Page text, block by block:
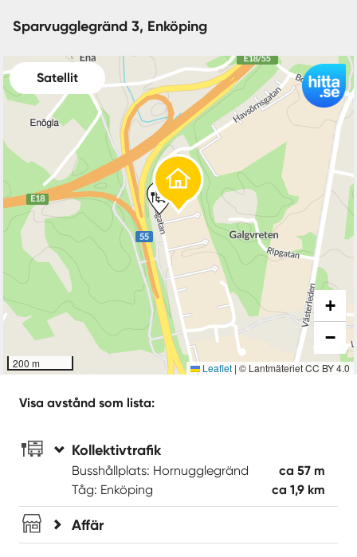
Sparvugglegränd 3, Enköping
Satellit
200 m
+
−
Leaflet | © Lantmäteriet CC BY 4.0
Visa avstånd som lista:
Kollektivtrafik
Busshållplats: Hornugglegränd
ca 57 m
Tåg: Enköping
ca 1,9 km
Affär